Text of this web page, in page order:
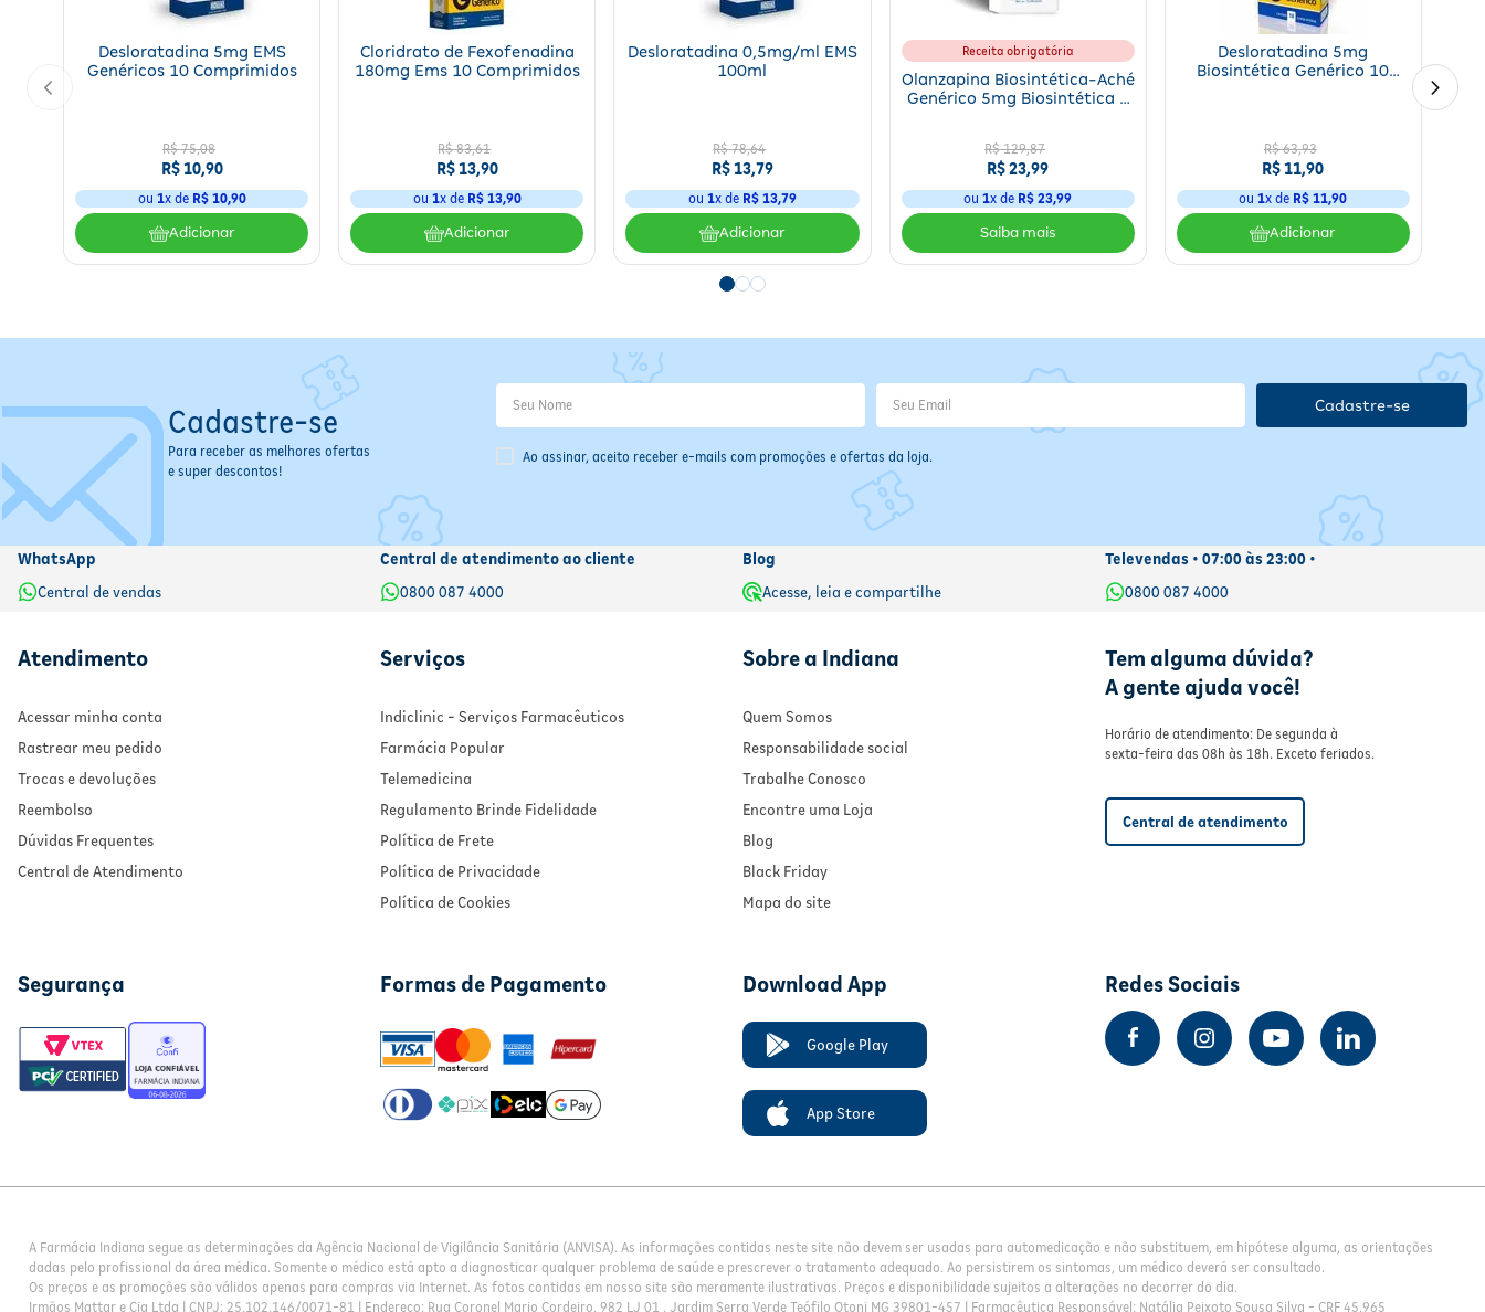
Desloratadina 5mg EMS
Genéricos 10 Comprimidos
R$ 75,08
R$ 10,90
ou 1x de R$ 10,90
Adicionar
Cloridrato de Fexofenadina
180mg Ems 10 Comprimidos
R$ 83,61
R$13,90
ou 1x de R$ 13,90
Adicionar
Desloratadina 0,5mg/ml EMS
100ml
R$ 78,64
R$13,79
ou 1x de R$ 13,79
Adicionar
Receita obrigatória
Olanzapina Biosintética-Aché
Genérico 5mg Biosintética -
R$ 129,87
R$23,99
ou1x de R$ 23,99
Desloratadina 5mg
Biosintética Genérico 10
R$ 63,93
R$11,90
ou1x de R$ 11,90
Adicionar
Cadastre-se
Para receber as melhores ofertas
e super descontos!
Ao assinar, aceito receber e-mails com promoções e ofertas da loja.
Cadastre-se
WhatsApp
Central de vendas
Central de atendimento ao cliente
0800 087 4000
Blog
Acesse, leia e compartilhe
Televendas • 07:00 às 23:00 •
0800 087 4000
Atendimento
Acessar minha conta
Rastrear meu pedido
Trocas e devoluções
Reembolso
Dúvidas Frequentes
Central de Atendimento
Serviços
Indiclinic - Serviços Farmacêuticos
Farmácia Popular
Telemedicina
Regulamento Brinde Fidelidade
Política de Frete
Política de Privacidade
Política de Cookies
Sobre a Indiana
Quem Somos
Responsabilidade social
Trabalhe Conosco
Encontre uma Loja
Blog
Black Friday
Mapa do site
Tem alguma dúvida?
A gente ajuda você!
Horário de atendimento: De segunda à
sexta-feira das 08h às 18h. Exceto feriados.
Central de atendimento
Segurança Formas de Pagamento Download App
Google Play
App Store
Redes Sociais
A Farmácia Indiana segue as determinações da Agência Nacional de Vigilância Sanitária (ANVISA). As informações contidas neste site não devem ser usadas para automedicação e não substituem, em hipótese alguma, as orientações
dadas pelo profissional da área médica. Somente o médico está apto a diagnosticar qualquer problema de saúde e prescrever o tratamento adequado. Ao persistirem os sintomas, um médico deverá ser consultado.
Os preços e as promoções são válidos apenas para compras via Internet. As fotos contidas em nosso site são meramente ilustrativas. Preços e disponibilidade sujeitos a alterações no decorrer do dia.
Irmãos Mattar e Cia Ltda | CNPJ: 25.102.146/0071-81 | Endereço: Rua Coronel Mario Cordeiro, 982 LJ 01 , Jardim Serra Verde Teófilo Otoni MG 39801-457 | Farmacêutica Responsável: Natália Peixoto Sousa Silva - CRF 45.965